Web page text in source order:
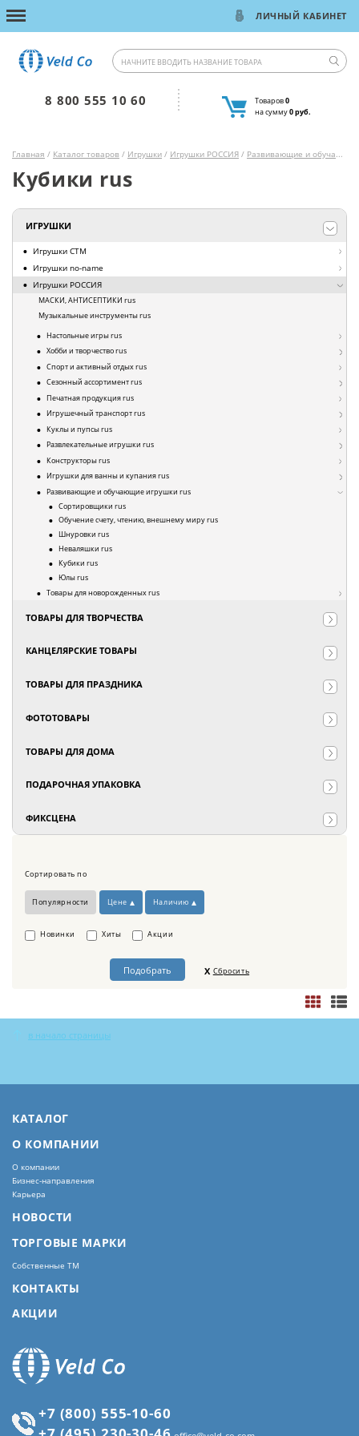
ЛИЧНЫЙ КАБИНЕТ
8 800 555 10 60 Товаров0
на сумму0 руб.
Главная / Каталог товаров / Игрушки / Игрушки РОССИЯ / Развивающие и обучающие игрушки rus
Кубики rus
ИГРУШКИ
Игрушки СТМ
Игрушки no-name
Игрушки РОССИЯ
МАСКИ, АНТИСЕПТИКИ rus
Музыкальные инструменты rus
Настольные игры rus
Хобби и творчество rus
Спорт и активный отдых rus
Сезонный ассортимент rus
Печатная продукция rus
Игрушечный транспорт rus
Куклы и пупсы rus
Развлекательные игрушки rus
Конструкторы rus
Игрушки для ванны и купания rus
Развивающие и обучающие игрушки rus
Сортировщики rus
Обучение счету, чтению, внешнему миру rus
Шнуровки rus
Неваляшки rus
Кубики rus
Юлы rus
Товары для новорожденных rus
ТОВАРЫ ДЛЯ ТВОРЧЕСТВА
КАНЦЕЛЯРСКИЕ ТОВАРЫ
ТОВАРЫ ДЛЯ ПРАЗДНИКА
ФОТОТОВАРЫ
ТОВАРЫ ДЛЯ ДОМА
ПОДАРОЧНАЯ УПАКОВКА
ФИКСЦЕНА
Сортировать по
Популярности Цене Наличию
Сбросить
Новинки Хиты Акции
в начало страницы
КАТАЛОГ
О КОМПАНИИ
О компании
Бизнес-направления
Карьера
НОВОСТИ
ТОРГОВЫЕ МАРКИ
Собственные ТМ
КОНТАКТЫ
АКЦИИ
+7 (800) 555-10-60